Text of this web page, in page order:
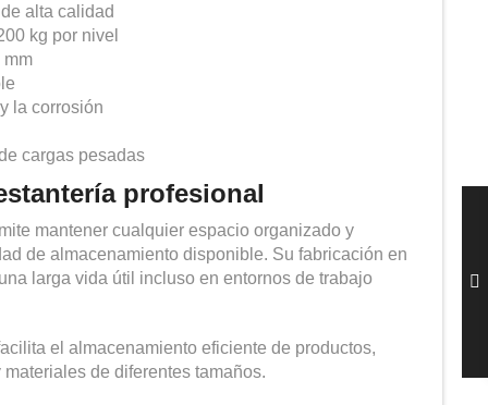
alta calidad
kg por nivel
mm
la corrosión
cargas pesadas
profesional
mantener cualquier espacio organizado y
de almacenamiento disponible. Su fabricación en
larga vida útil incluso en entornos de trabajo
el almacenamiento eficiente de productos,
de diferentes tamaños.